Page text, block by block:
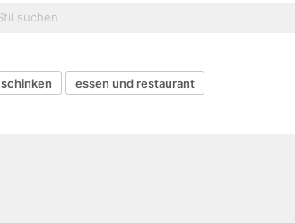
schinken essen und restaurant